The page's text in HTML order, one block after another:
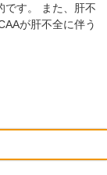
です。 また、肝不
が肝不全に伴う